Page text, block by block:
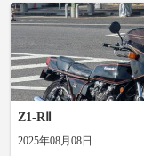
Z1-RⅡ
2025年08月08日